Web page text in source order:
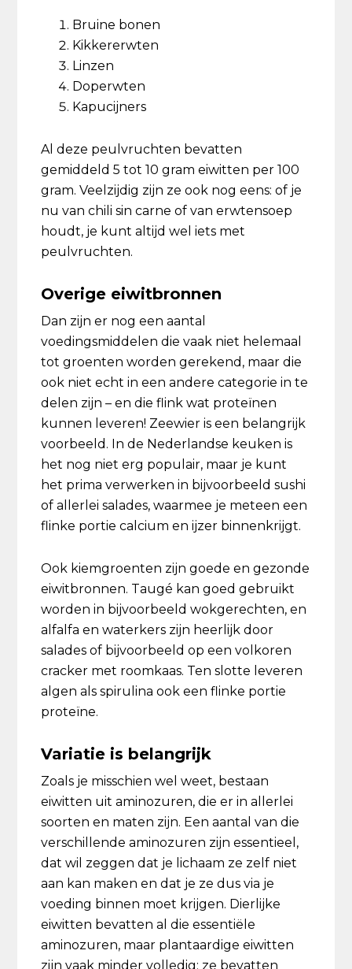
Bruine bonen
Kikkererwten
Linzen
Doperwten
Kapucijners
Al deze peulvruchten bevatten
gemiddeld 5 tot 10 gram eiwitten per 100
gram. Veelzijdig zijn ze ook nog eens: of je
nu van chili sin carne of van erwtensoep
houdt, je kunt altijd wel iets met
peulvruchten.
Overige eiwitbronnen
Dan zijn er nog een aantal
voedingsmiddelen die vaak niet helemaal
tot groenten worden gerekend, maar die
ook niet echt in een andere categorie in te
delen zijn – en die flink wat proteïnen
kunnen leveren! Zeewier is een belangrijk
voorbeeld. In de Nederlandse keuken is
het nog niet erg populair, maar je kunt
het prima verwerken in bijvoorbeeld sushi
of allerlei salades, waarmee je meteen een
flinke portie calcium en ijzer binnenkrijgt.
Ook kiemgroenten zijn goede en gezonde
eiwitbronnen. Taugé kan goed gebruikt
worden in bijvoorbeeld wokgerechten, en
alfalfa en waterkers zijn heerlijk door
salades of bijvoorbeeld op een volkoren
cracker met roomkaas. Ten slotte leveren
algen als spirulina ook een flinke portie
proteïne.
Variatie is belangrijk
Zoals je misschien wel weet, bestaan
eiwitten uit aminozuren, die er in allerlei
soorten en maten zijn. Een aantal van die
verschillende aminozuren zijn essentieel,
dat wil zeggen dat je lichaam ze zelf niet
aan kan maken en dat je ze dus via je
voeding binnen moet krijgen. Dierlijke
eiwitten bevatten al die essentiële
aminozuren, maar plantaardige eiwitten
zijn vaak minder volledig: ze bevatten